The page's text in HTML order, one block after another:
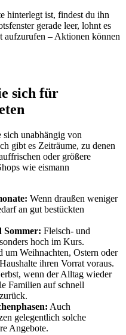
hinterlegt ist, findest du ihn
gerade leer, lohnt es
aufzurufen – Aktionen können
sich für
sich unabhängig von
gibt es Zeiträume, zu denen
oder größere
wie eismann
Wenn draußen weniger
an gut bestückten
Fleisch- und
hoch im Kurs.
um Weihnachten, Ostern oder
ihren Vorrat voraus.
wenn der Alltag wieder
Familien auf schnell
Auch
gelegentlich solche
Angebote.